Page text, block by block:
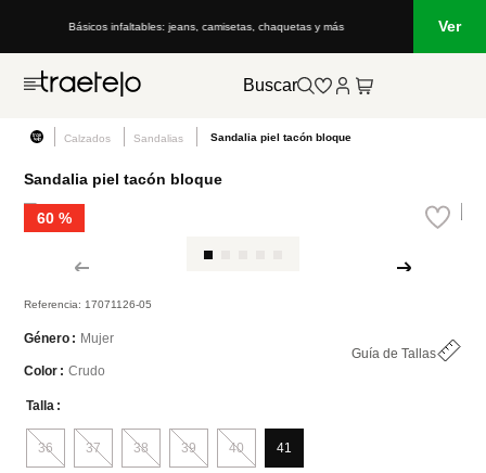
infaltables: jeans, camisetas, chaquetas y más Lo que está de moda
Ver
Buscar
Calzados Sandalias Sandalia piel tacón bloque
Sandalia piel tacón bloque
60 %
Referencia: 17071126-05
Género
Mujer
Guía de Tallas
Color
Crudo
Talla
36 37 38 39 40 41